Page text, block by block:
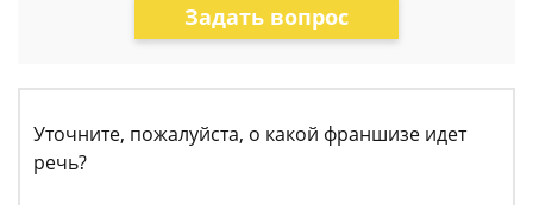
Задать вопрос
Уточните, пожалуйста, о какой франшизе идет
речь?